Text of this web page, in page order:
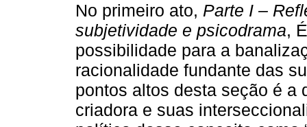
No primeiro ato, Parte I –
subjetividade e psicodrama,
possibilidade para a
racionalidade fundante das
pontos altos desta seção é a
criadora e suas